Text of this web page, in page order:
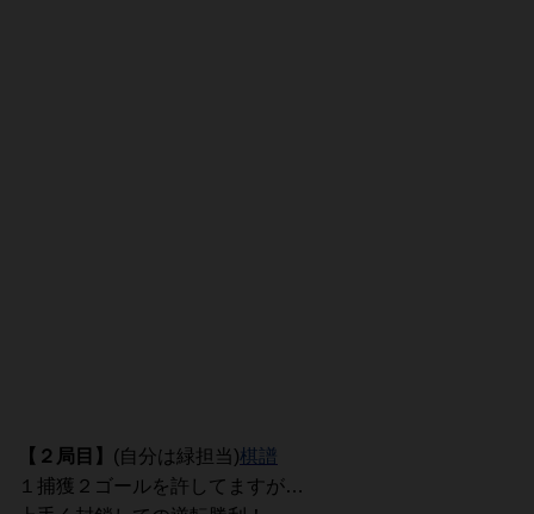
【２局目】 (自分は緑担当)棋譜
１捕獲２ゴールを許してますが…